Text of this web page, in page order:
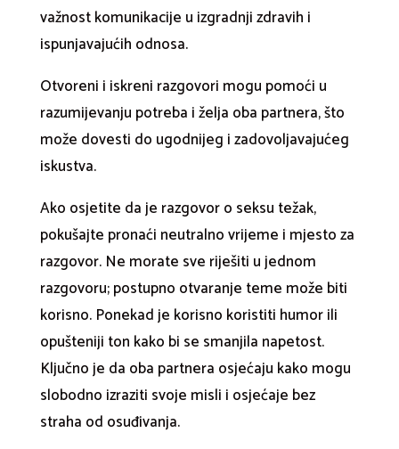
važnost komunikacije u izgradnji zdravih i
ispunjavajućih odnosa.
Otvoreni i iskreni razgovori mogu pomoći u
razumijevanju potreba i želja oba partnera, što
može dovesti do ugodnijeg i zadovoljavajućeg
iskustva.
Ako osjetite da je razgovor o seksu težak,
pokušajte pronaći neutralno vrijeme i mjesto za
razgovor. Ne morate sve riješiti u jednom
razgovoru; postupno otvaranje teme može biti
korisno. Ponekad je korisno koristiti humor ili
opušteniji ton kako bi se smanjila napetost.
Ključno je da oba partnera osjećaju kako mogu
slobodno izraziti svoje misli i osjećaje bez
straha od osuđivanja.